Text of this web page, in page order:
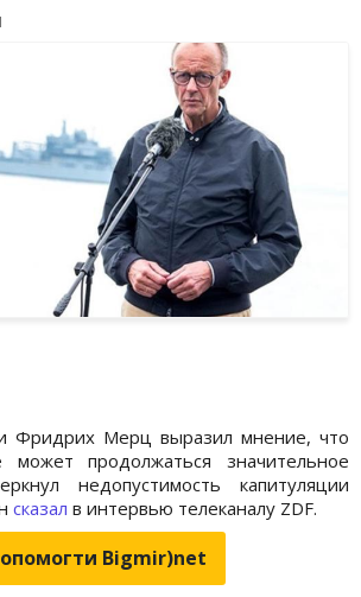
Фридрих Мерц выразил мнение, что
продолжаться значительное
недопустимость капитуляции
сказал в интервью телеканалу ZDF.
Bigmir)net